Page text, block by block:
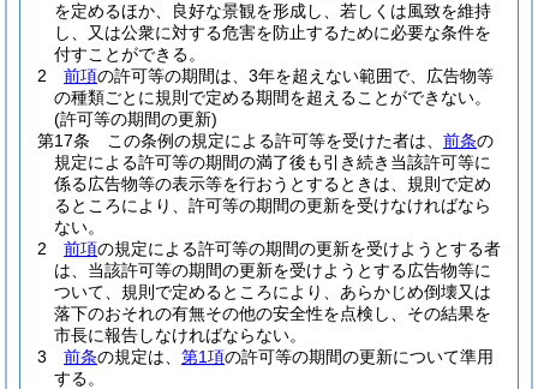
を定めるほか、良好な景観を形成し、若しくは風致を維持
し、又は公衆に対する危害を防止するために必要な条件を
付すことができる。
2
前項の許可等の期間は、3年を超えない範囲で、広告物等
の種類ごとに規則で定める期間を超えることができない。
(許可等の期間の更新)
第17条
この条例の規定による許可等を受けた者は、 前条の
規定による許可等の期間の満了後も引き続き当該許可等に
係る広告物等の表示等を行おうとするときは、規則で定め
るところにより、許可等の期間の更新を受けなければなら
ない。
2
前項の規定による許可等の期間の更新を受けようとする者
は、当該許可等の期間の更新を受けようとする広告物等に
ついて、規則で定めるところにより、あらかじめ倒壊又は
落下のおそれの有無その他の安全性を点検し、その結果を
市長に報告しなければならない。
3
前条の規定は、 第1項の許可等の期間の更新について準用
する。